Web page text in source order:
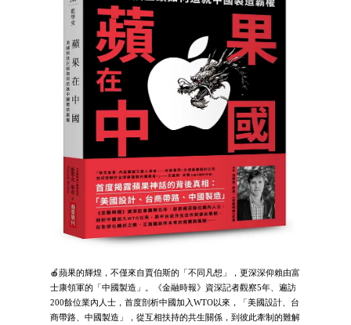
🍎蘋果的輝煌，不僅來自賈伯斯的「不同凡想」，更深深仰賴由富
士康領軍的「中國製造」。《金融時報》資深記者觀察5年、遍訪
200餘位業內人士，首度剖析中國加入WTO以來，「美國設計、台
商帶路、中國製造」，從互相扶持的共生關係，到彼此牽制的難解